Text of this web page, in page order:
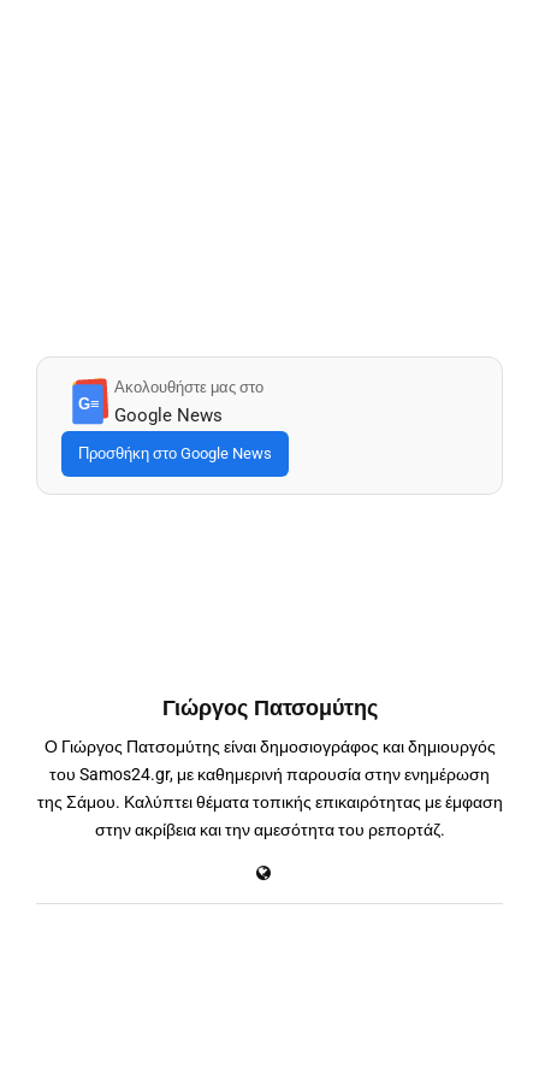
G≡
Ακολουθήστε μας στο
Google News
Προσθήκη στο Google News
Γιώργος Πατσομύτης
Ο Γιώργος Πατσομύτης είναι δημοσιογράφος και δημιουργός
του Samos24.gr, με καθημερινή παρουσία στην ενημέρωση
της Σάμου. Καλύπτει θέματα τοπικής επικαιρότητας με έμφαση
στην ακρίβεια και την αμεσότητα του ρεπορτάζ.